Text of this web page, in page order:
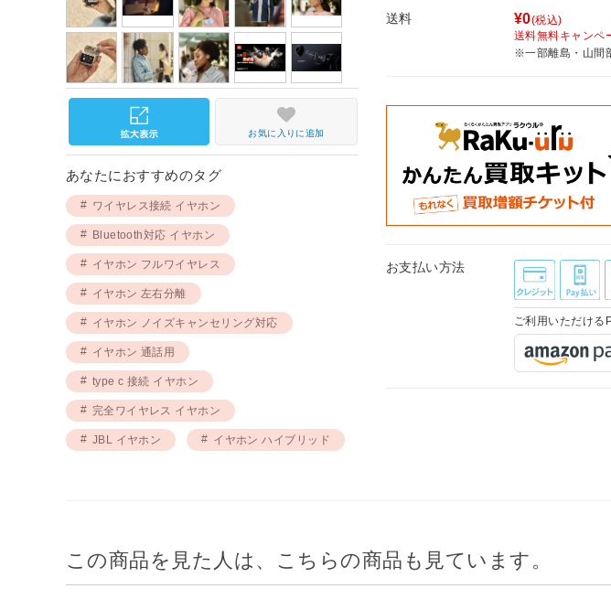
送料 ¥0(税込)
送料無料キャンペ
※一部離島・山間
お支払い方法
ご利用いただける
お気に入りに追加
あなたにおすすめのタグ
ワイヤレス接続 イヤホン
Bluetooth対応 イヤホン
イヤホン フルワイヤレス
イヤホン 左右分離
イヤホン ノイズキャンセリング対応
イヤホン 通話用
type c 接続 イヤホン
完全ワイヤレス イヤホン
JBL イヤホン イヤホン ハイブリッド
この商品を見た人は、こちらの商品も見ています。